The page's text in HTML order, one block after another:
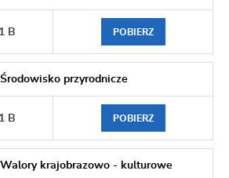
B POBIERZ
przyrodnicze
B POBIERZ
krajobrazowo - kulturowe